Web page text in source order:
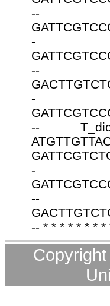
--
-
--
-
--
-
--
-- * * * * * * * *